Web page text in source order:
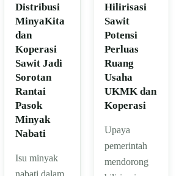
Distribusi
MinyaKita
dan
Koperasi
Sawit Jadi
Sorotan
Rantai
Pasok
Minyak
Nabati
Isu minyak
nabati dalam
Hilirisasi
Sawit
Potensi
Perluas
Ruang
Usaha
UKMK dan
Koperasi
Upaya
pemerintah
mendorong